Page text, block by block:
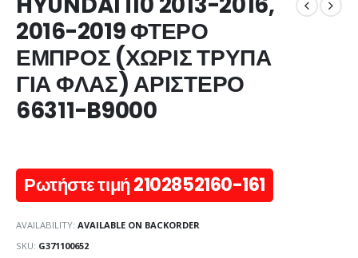
2016-2019 ΦΤΕΡΟ
ΕΜΠΡΟΣ (ΧΩΡΙΣ ΤΡΥΠΑ
ΓΙΑ ΦΛΑΣ) ΑΡΙΣΤΕΡΟ
66311-B9000
Ρωτήστε τιμή 2102852160-161
AVAILABILITY: AVAILABLE ON BACKORDER
SKU: G371100652